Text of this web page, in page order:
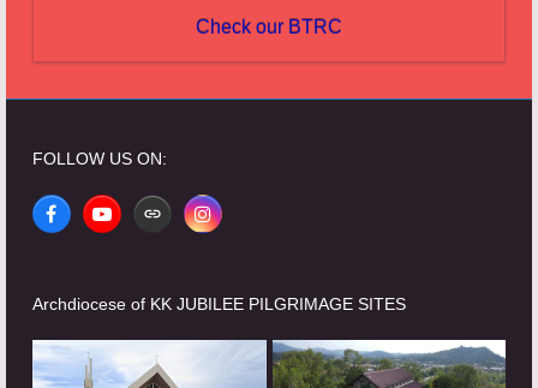
Check our BTRC
FOLLOW US ON:
FacebookYouTubeWebsiteInstagram
Archdiocese of KK JUBILEE PILGRIMAGE SITES